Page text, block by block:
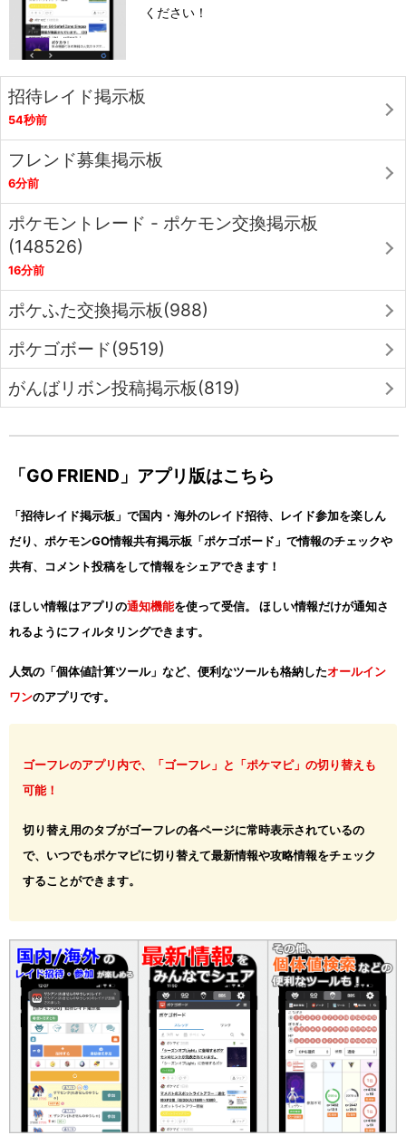
ください！
招待レイド掲示板
54秒前
フレンド募集掲示板
6分前
ポケモントレード - ポケモン交換掲示板
(148526)
16分前
ポケふた交換掲示板(988)
ポケゴボード(9519)
がんばリボン投稿掲示板(819)
「GO FRIEND」アプリ版はこちら
「招待レイド掲示板」で国内・海外のレイド招待、レイド参加を楽しん
だり、ポケモンGO情報共有掲示板「ポケゴボード」で情報のチェックや
共有、コメント投稿をして情報をシェアできます！
ほしい情報はアプリの通知機能を使って受信。 ほしい情報だけが通知さ
れるようにフィルタリングできます。
人気の「個体値計算ツール」など、便利なツールも格納したオールイン
ワンのアプリです。
ゴーフレのアプリ内で、「ゴーフレ」と「ポケマピ」の切り替えも
可能！
切り替え用のタブがゴーフレの各ページに常時表示されているの
で、いつでもポケマピに切り替えて最新情報や攻略情報をチェック
することができます。